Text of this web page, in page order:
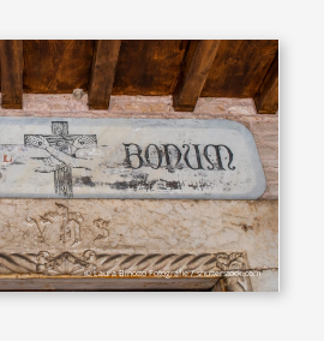
© Laura Binotto Fotografie / shutterstock.com